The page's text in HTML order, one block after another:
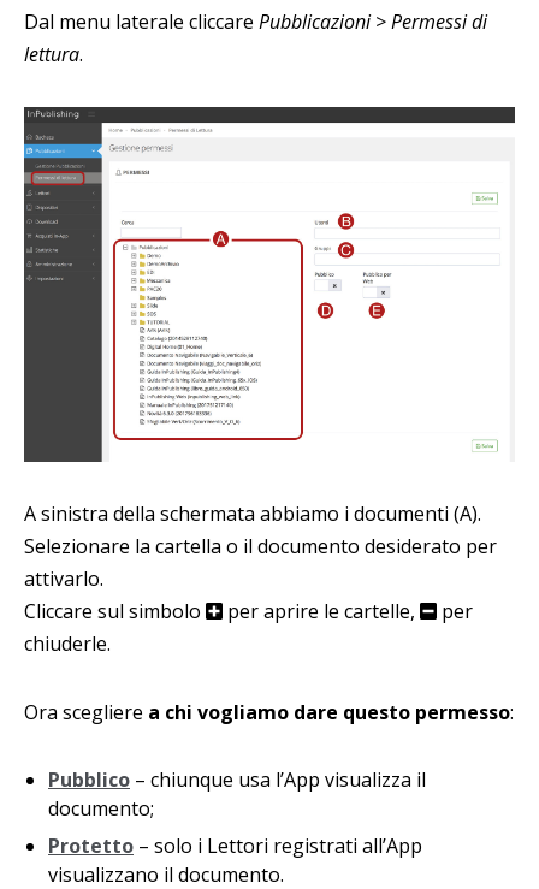
Dal menu laterale cliccare Pubblicazioni > Permessi di
lettura.
A sinistra della schermata abbiamo i documenti (A).
Selezionare la cartella o il documento desiderato per
attivarlo.
Cliccare sul simbolo
per aprire le cartelle,
per
chiuderle.
Ora scegliere a chi vogliamo dare questo permesso:
Pubblico – chiunque usa l’App visualizza il
documento;
Protetto – solo i Lettori registrati all’App
visualizzano il documento.